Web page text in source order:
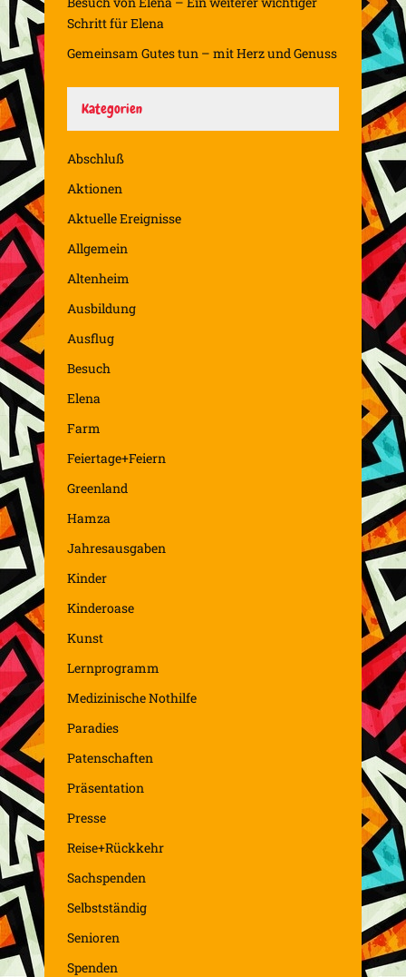
Schritt für Elena
Gemeinsam Gutes tun – mit Herz und Genuss
Kategorien
Abschluß
Aktionen
Aktuelle Ereignisse
Allgemein
Altenheim
Ausbildung
Ausflug
Besuch
Elena
Farm
Feiertage+Feiern
Greenland
Hamza
Jahresausgaben
Kinder
Kinderoase
Kunst
Lernprogramm
Medizinische Nothilfe
Paradies
Patenschaften
Präsentation
Presse
Reise+Rückkehr
Sachspenden
Selbstständig
Senioren
Spenden